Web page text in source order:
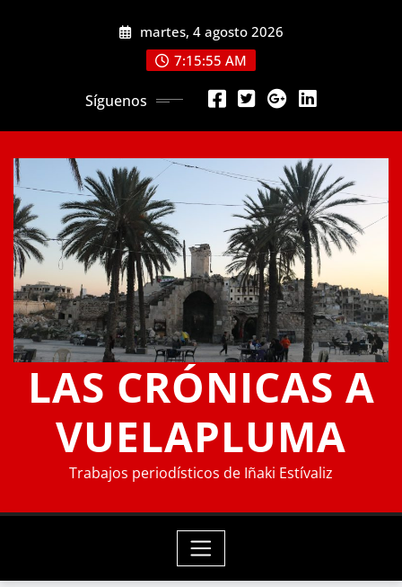
martes, 4 agosto 2026
7:15:56 AM
Síguenos
LAS CRÓNICAS A
VUELAPLUMA
Trabajos periodísticos de Iñaki Estívaliz